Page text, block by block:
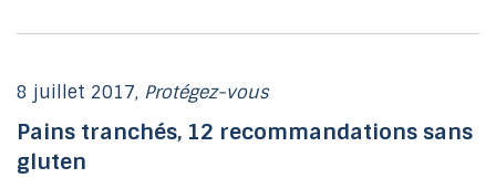
8 juillet 2017, Protégez-vous
Pains tranchés, 12 recommandations sans
gluten